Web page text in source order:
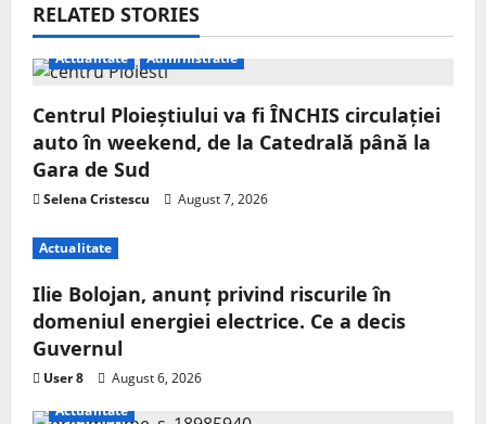
RELATED STORIES
Actualitate Administratie
Centrul Ploieștiului va fi ÎNCHIS circulației
auto în weekend, de la Catedrală până la
Gara de Sud
Selena Cristescu August 7, 2026
Actualitate
Ilie Bolojan, anunț privind riscurile în
domeniul energiei electrice. Ce a decis
Guvernul
User 8
August 6, 2026
Actualitate